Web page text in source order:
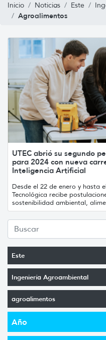
Inicio Noticias Este
Agroalimentos
Este
Ingeniería Agroambiental
agroalimentos
Año
UTEC abrió su segundo
para 2024 con nueva
Inteligencia Artificial
Desde el 22 de enero y hasta
Tecnológica recibe
sostenibilidad ambiental,